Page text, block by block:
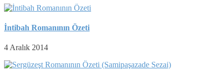
İntibah Romanının Özeti
4 Aralık 2014